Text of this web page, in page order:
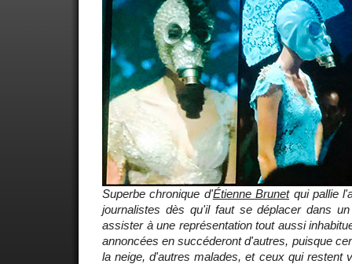
Superbe chronique d'Étienne Brunetqui pallie
journalistes dès qu'il faut se déplacer dans
assister à une représentation tout aussi
annoncées en succéderont d'autres, puisque
la neige, d'autres malades, et ceux qui restent